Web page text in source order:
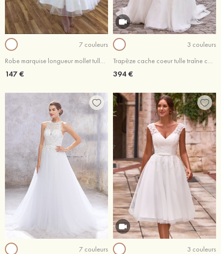
7 couleurs
Robe marquise longueur mollet tulle robe de mariée avec perle
147 €
3 couleurs
Trapèze cache coeur tulle traîne courte robe de mariée avec dentelle appliques perles
394 €
7 couleurs
3 couleurs